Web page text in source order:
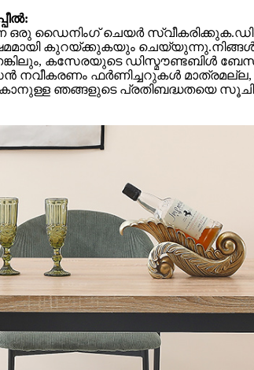
ഒരു ഡൈനിംഗ് ചെയർ
കുറയ്ക്കുകയും
കസേരയുടെ ഡിസ്മൗണ്ടബിൾ
ഫർണിച്ചറുകൾ
ഞങ്ങളുടെ പ്രതിബദ്ധതയെ